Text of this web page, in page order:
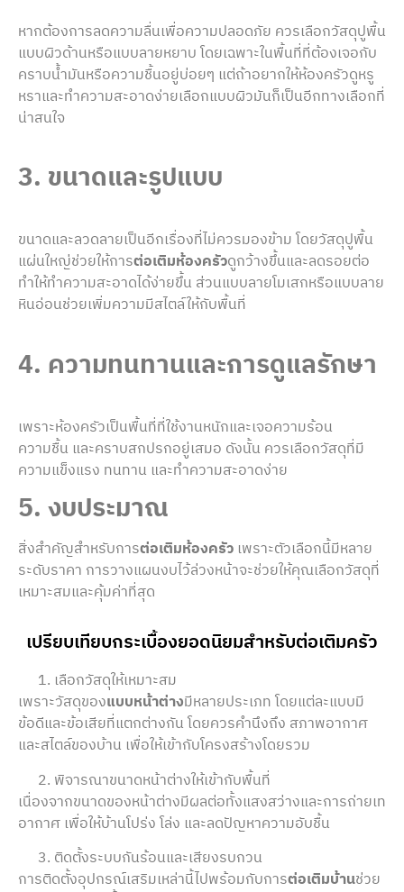
หากต้องการลดความลื่นเพื่อความปลอดภัย ควรเลือกวัสดุปูพื้น
แบบผิวด้านหรือแบบลายหยาบ โดยเฉพาะในพื้นที่ที่ต้องเจอกับ
คราบน้ำมันหรือความชื้นอยู่บ่อยๆ แต่ถ้าอยากให้ห้องครัวดูหรู
หราและทำความสะอาดง่ายเลือกแบบผิวมันก็เป็นอีกทางเลือกที่
น่าสนใจ
3. ขนาดและรูปแบบ
ขนาดและลวดลายเป็นอีกเรื่องที่ไม่ควรมองข้าม โดยวัสดุปูพื้น
แผ่นใหญ่ช่วยให้การต่อเติมห้องครัวดูกว้างขึ้นและลดรอยต่อ
ทำให้ทำความสะอาดได้ง่ายขึ้น ส่วนแบบลายโมเสกหรือแบบลาย
หินอ่อนช่วยเพิ่มความมีสไตล์ให้กับพื้นที่
4. ความทนทานและการดูแลรักษา
เพราะห้องครัวเป็นพื้นที่ที่ใช้งานหนักและเจอความร้อน
ความชื้น และคราบสกปรกอยู่เสมอ ดังนั้น ควรเลือกวัสดุที่มี
ความแข็งแรง ทนทาน และทำความสะอาดง่าย
5. งบประมาณ
สิ่งสำคัญสำหรับการต่อเติมห้องครัว เพราะตัวเลือกนี้มีหลาย
ระดับราคา การวางแผนงบไว้ล่วงหน้าจะช่วยให้คุณเลือกวัสดุที่
เหมาะสมและคุ้มค่าที่สุด
เปรียบเทียบกระเบื้องยอดนิยมสำหรับต่อเติมครัว
เลือกวัสดุให้เหมาะสม
เพราะวัสดุของแบบหน้าต่างมีหลายประเภท โดยแต่ละแบบมี
ข้อดีและข้อเสียที่แตกต่างกัน โดยควรคำนึงถึง สภาพอากาศ
และสไตล์ของบ้าน เพื่อให้เข้ากับโครงสร้างโดยรวม
พิจารณาขนาดหน้าต่างให้เข้ากับพื้นที่
เนื่องจากขนาดของหน้าต่างมีผลต่อทั้งแสงสว่างและการถ่ายเท
อากาศ เพื่อให้บ้านโปร่ง โล่ง และลดปัญหาความอับชื้น
ติดตั้งระบบกันร้อนและเสียงรบกวน
การติดตั้งอุปกรณ์เสริมเหล่านี้ไปพร้อมกับการต่อเติมบ้านช่วย